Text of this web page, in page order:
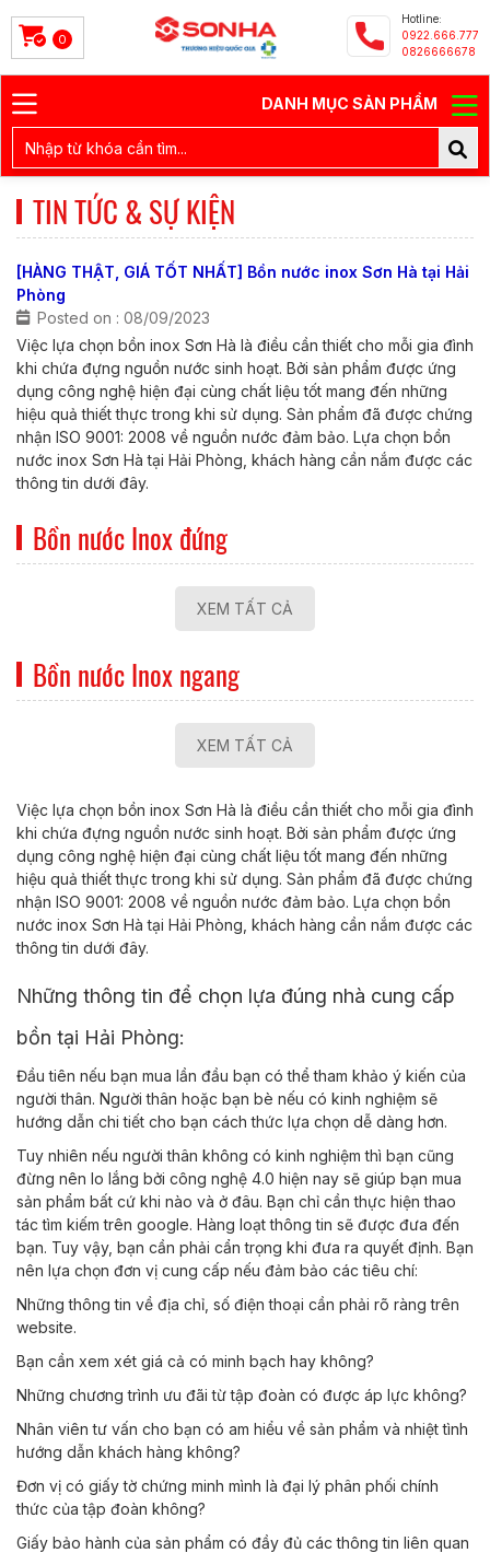
0
Hotline:
0922.666.777
0826666678
DANH MỤC SẢN PHẨM
TIN TỨC & SỰ KIỆN
[HÀNG THẬT, GIÁ TỐT NHẤT] Bồn nước inox Sơn Hà tại Hải
Phòng
Posted on : 08/09/2023
Việc lựa chọn bồn inox Sơn Hà là điều cần thiết cho mỗi gia đình
khi chứa đựng nguồn nước sinh hoạt. Bởi sản phẩm được ứng
dụng công nghệ hiện đại cùng chất liệu tốt mang đến những
hiệu quả thiết thực trong khi sử dụng. Sản phẩm đã được chứng
nhận ISO 9001: 2008 về nguồn nước đảm bảo. Lựa chọn bồn
nước inox Sơn Hà tại Hải Phòng, khách hàng cần nắm được các
thông tin dưới đây.
Bồn nước Inox đứng
XEM TẤT CẢ
Bồn nước Inox ngang
XEM TẤT CẢ
Việc lựa chọn bồn inox Sơn Hà là điều cần thiết cho mỗi gia đình
khi chứa đựng nguồn nước sinh hoạt. Bởi sản phẩm được ứng
dụng công nghệ hiện đại cùng chất liệu tốt mang đến những
hiệu quả thiết thực trong khi sử dụng. Sản phẩm đã được chứng
nhận ISO 9001: 2008 về nguồn nước đảm bảo. Lựa chọn bồn
nước inox Sơn Hà tại Hải Phòng, khách hàng cần nắm được các
thông tin dưới đây.
Những thông tin để chọn lựa đúng nhà cung cấp
bồn tại Hải Phòng:
Đầu tiên nếu bạn mua lần đầu bạn có thể tham khảo ý kiến của
người thân. Người thân hoặc bạn bè nếu có kinh nghiệm sẽ
hướng dẫn chi tiết cho bạn cách thức lựa chọn dễ dàng hơn.
Tuy nhiên nếu người thân không có kinh nghiệm thì bạn cũng
đừng nên lo lắng bởi công nghệ 4.0 hiện nay sẽ giúp bạn mua
sản phẩm bất cứ khi nào và ở đâu. Bạn chỉ cần thực hiện thao
tác tìm kiếm trên google. Hàng loạt thông tin sẽ được đưa đến
bạn. Tuy vậy, bạn cần phải cẩn trọng khi đưa ra quyết định. Bạn
nên lựa chọn đơn vị cung cấp nếu đảm bảo các tiêu chí:
Những thông tin về địa chỉ, số điện thoại cần phải rõ ràng trên
website.
Bạn cần xem xét giá cả có minh bạch hay không?
Những chương trình ưu đãi từ tập đoàn có được áp lực không?
Nhân viên tư vấn cho bạn có am hiểu về sản phẩm và nhiệt tình
hướng dẫn khách hàng không?
Đơn vị có giấy tờ chứng minh mình là đại lý phân phối chính
thức của tập đoàn không?
Giấy bảo hành của sản phẩm có đầy đủ các thông tin liên quan